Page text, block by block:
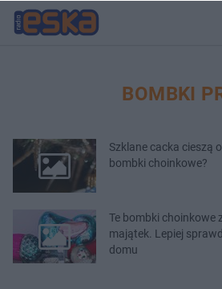
BOMBKI
Szklane cacka cieszą
bombki choinkowe?
Te bombki choinkowe
majątek. Lepiej
domu